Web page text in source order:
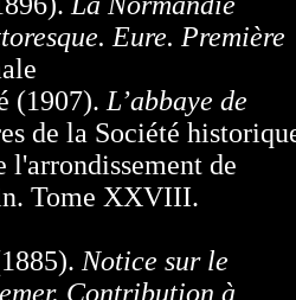
Eure. Première
(1907). L’abbaye de
de la Société
l'arrondissement de
Tome XXVIII.
Notice sur le
Contribution à